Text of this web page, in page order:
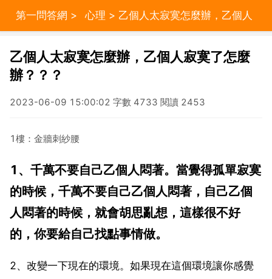
第一問答網 > 心理 > 乙個人太寂寞怎麼辦，乙個人
寂寞了怎麼辦？？？
乙個人太寂寞怎麼辦，乙個人寂寞了怎麼
辦？？？
2023-06-09 15:00:02 字數 4733 閱讀 2453
1樓：金牆刺紗腰
1、千萬不要自己乙個人悶著。當覺得孤單寂寞
的時候，千萬不要自己乙個人悶著，自己乙個
人悶著的時候，就會胡思亂想，這樣很不好
的，你要給自己找點事情做。
2、改變一下現在的環境。如果現在這個環境讓你感覺